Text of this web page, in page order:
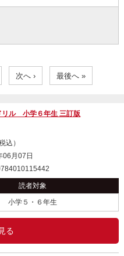
次へ › 最後へ »
リル 小学６年生 三訂版
込）
06月07日
読者対象
小学５・６年生
る